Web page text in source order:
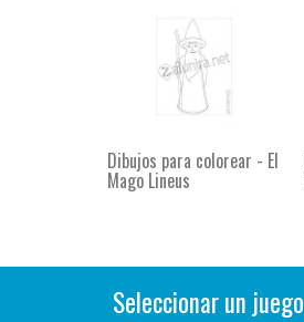
Dibujos para colorear - El
Mago Lineus
Seleccionar un juego